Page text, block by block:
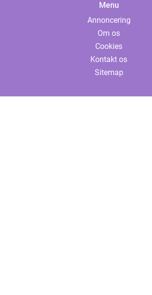
Menu
Annoncering
Om os
Cookies
Kontakt os
Sitemap